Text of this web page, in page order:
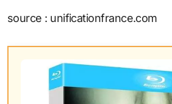
source : unificationfrance.com